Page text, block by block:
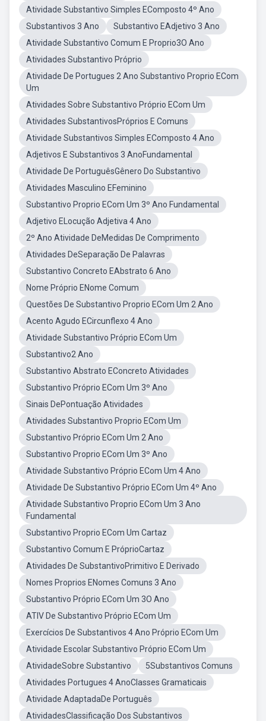
Atividade Substantivo Simples EComposto 4º Ano
Substantivos 3 Ano
Substantivo EAdjetivo 3 Ano
Atividade Substantivo Comum E Proprio3O Ano
Atividades Substantivo Próprio
Atividade De Portugues 2 Ano Substantivo Proprio ECom
Um
Atividades Sobre Substantivo Próprio ECom Um
Atividades SubstantivosPróprios E Comuns
Atividade Substantivos Simples EComposto 4 Ano
Adjetivos E Substantivos 3 AnoFundamental
Atividade De PortuguêsGênero Do Substantivo
Atividades Masculino EFeminino
Substantivo Proprio ECom Um 3º Ano Fundamental
Adjetivo ELocução Adjetiva 4 Ano
2º Ano Atividade DeMedidas De Comprimento
Atividades DeSeparação De Palavras
Substantivo Concreto EAbstrato 6 Ano
Nome Próprio ENome Comum
Questões De Substantivo Proprio ECom Um 2 Ano
Acento Agudo ECircunflexo 4 Ano
Atividade Substantivo Próprio ECom Um
Substantivo2 Ano
Substantivo Abstrato EConcreto Atividades
Substantivo Próprio ECom Um 3º Ano
Sinais DePontuação Atividades
Atividades Substantivo Proprio ECom Um
Substantivo Próprio ECom Um 2 Ano
Substantivo Proprio ECom Um 3º Ano
Atividade Substantivo Próprio ECom Um 4 Ano
Atividade De Substantivo Próprio ECom Um 4º Ano
Atividade Substantivo Proprio ECom Um 3 Ano
Fundamental
Substantivo Proprio ECom Um Cartaz
Substantivo Comum E PróprioCartaz
Atividades De SubstantivoPrimitivo E Derivado
Nomes Proprios ENomes Comuns 3 Ano
Substantivo Próprio ECom Um 3O Ano
ATIV De Substantivo Próprio ECom Um
Exercícios De Substantivos 4 Ano Próprio ECom Um
Atividade Escolar Substantivo Próprio ECom Um
AtividadeSobre Substantivo
5Substantivos Comuns
Atividades Portugues 4 AnoClasses Gramaticais
Atividade AdaptadaDe Português
AtividadesClassificação Dos Substantivos